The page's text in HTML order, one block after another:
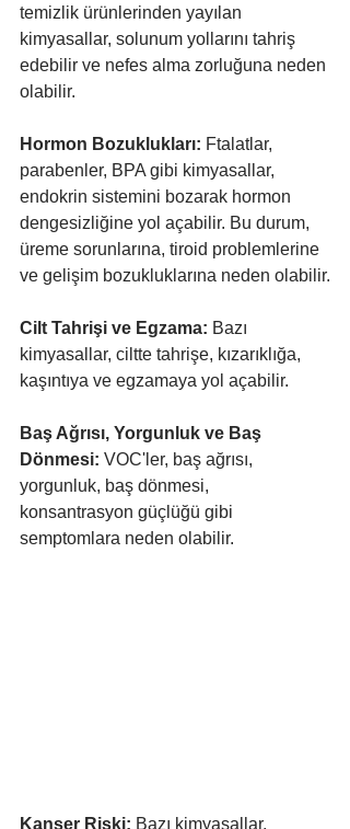
temizlik ürünlerinden yayılan
kimyasallar, solunum yollarını tahriş
edebilir ve nefes alma zorluğuna neden
olabilir.
Hormon Bozuklukları: Ftalatlar,
parabenler, BPA gibi kimyasallar,
endokrin sistemini bozarak hormon
dengesizliğine yol açabilir. Bu durum,
üreme sorunlarına, tiroid problemlerine
ve gelişim bozukluklarına neden olabilir.
Cilt Tahrişi ve Egzama: Bazı
kimyasallar, ciltte tahrişe, kızarıklığa,
kaşıntıya ve egzamaya yol açabilir.
Baş Ağrısı, Yorgunluk ve Baş
Dönmesi: VOC'ler, baş ağrısı,
yorgunluk, baş dönmesi,
konsantrasyon güçlüğü gibi
semptomlara neden olabilir.
Kanser Riski: Bazı kimyasallar,